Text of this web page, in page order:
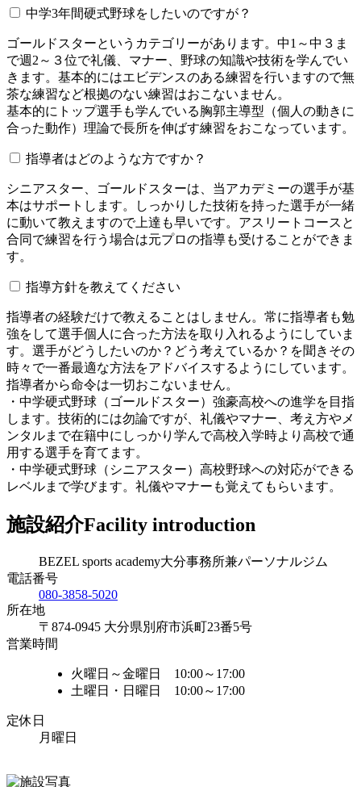
中学3年間硬式野球をしたいのですが？
ゴールドスターというカテゴリーがあります。中1～中３ま
で週2～３位で礼儀、マナー、野球の知識や技術を学んでい
きます。基本的にはエビデンスのある練習を行いますので無
茶な練習など根拠のない練習はおこないません。
基本的にトップ選手も学んでいる胸郭主導型（個人の動きに
合った動作）理論で長所を伸ばす練習をおこなっています。
指導者はどのような方ですか？
シニアスター、ゴールドスターは、当アカデミーの選手が基
本はサポートします。しっかりした技術を持った選手が一緒
に動いて教えますので上達も早いです。アスリートコースと
合同で練習を行う場合は元プロの指導も受けることができま
す。
指導方針を教えてください
指導者の経験だけで教えることはしません。常に指導者も勉
強をして選手個人に合った方法を取り入れるようにしていま
す。選手がどうしたいのか？どう考えているか？を聞きその
時々で一番最適な方法をアドバイスするようにしています。
指導者から命令は一切おこないません。
・中学硬式野球（ゴールドスター）強豪高校への進学を目指
します。技術的には勿論ですが、礼儀やマナー、考え方やメ
ンタルまで在籍中にしっかり学んで高校入学時より高校で通
用する選手を育てます。
・中学硬式野球（シニアスター）高校野球への対応ができる
レベルまで学びます。礼儀やマナーも覚えてもらいます。
施設紹介Facility introduction
BEZEL sports academy大分事務所兼パーソナルジム
電話番号
080-3858-5020
所在地
〒874-0945 大分県別府市浜町23番5号
営業時間
火曜日～金曜日 10:00～17:00
土曜日・日曜日 10:00～17:00
定休日
月曜日